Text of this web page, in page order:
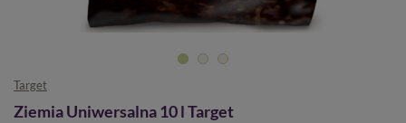
Target
Ziemia Uniwersalna 10 l Target